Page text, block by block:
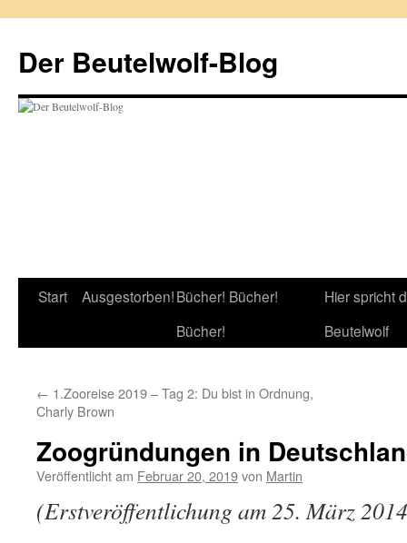
springen
Der Beutelwolf-Blog
Start Ausgestorben!Bücher! Bücher!
Bücher!
Hier spricht
Beutelwolf
← 1.Zooreise 2019 – Tag 2: Du bist in Ordnung,
Charly Brown
Zoogründungen in
Veröffentlicht am Februar 20, 2019von Martin
(Erstveröffentlichung am 25. März